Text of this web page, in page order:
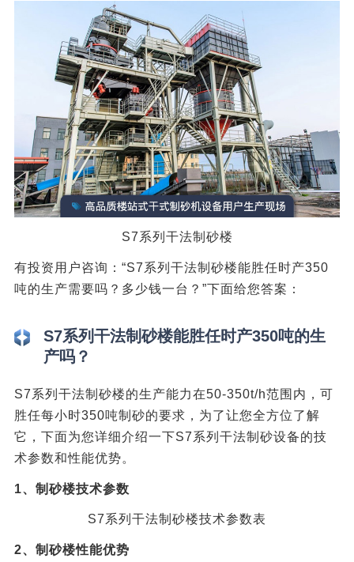
S7系列干法制砂楼
有投资用户咨询：“S7系列干法制砂楼能胜任时产350
吨的生产需要吗？多少钱一台？”下面给您答案：
S7系列干法制砂楼能胜任时产350吨的生
产吗？
S7系列干法制砂楼的生产能力在50-350t/h范围内，可
胜任每小时350吨制砂的要求，为了让您全方位了解
它，下面为您详细介绍一下S7系列干法制砂设备的技
术参数和性能优势。
1、制砂楼技术参数
S7系列干法制砂楼技术参数表
2、制砂楼性能优势